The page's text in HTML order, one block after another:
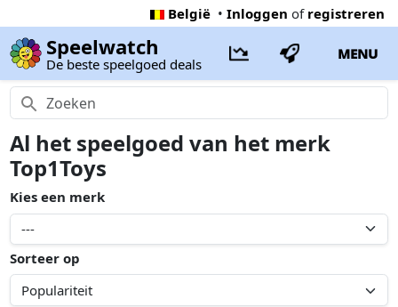
België • Inloggen of registreren
Speelwatch
De beste speelgoed deals
MENU
Al het speelgoed van het merk
Top1Toys
Kies een merk
Sorteer op